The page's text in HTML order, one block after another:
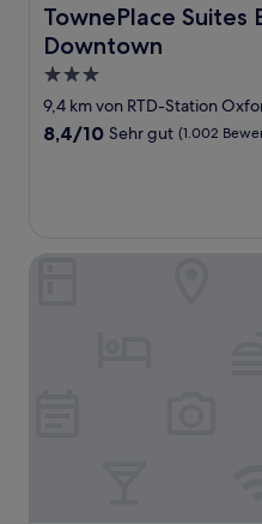
TownePlace
Downtown
TownePlace Suites By
3.0-
Sterne-
Unterkunft
9,4 km von RTD-Station
8.4
Bewertungen)
8,4/10 Sehr gut (1.002